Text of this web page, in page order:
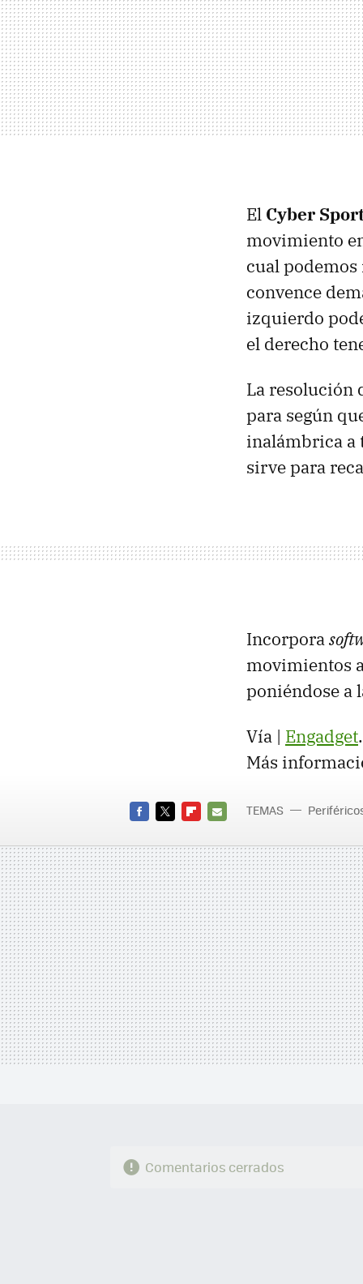
El Cyber
movimiento
cual
convence
izquierdo
el derecho
La resolución
para según
inalámbrica a
sirve para
Incorpora
movimientos
poniéndose a
Vía | Engadget.
Más
MAIL
TEMAS
Comentarios cerrados